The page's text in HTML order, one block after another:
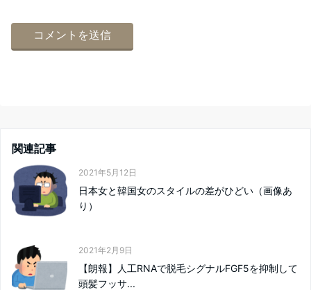
関連記事
2021年5月12日
日本女と韓国女のスタイルの差がひどい（画像あ
り）
2021年2月9日
【朗報】人工RNAで脱毛シグナルFGF5を抑制して
頭髪フッサ...